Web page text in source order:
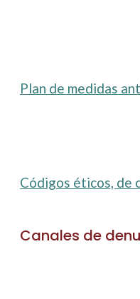
Plan de medidas
Códigos éticos, de
Canales de